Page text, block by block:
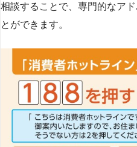
相談することで、専門的なア
とができます​​。